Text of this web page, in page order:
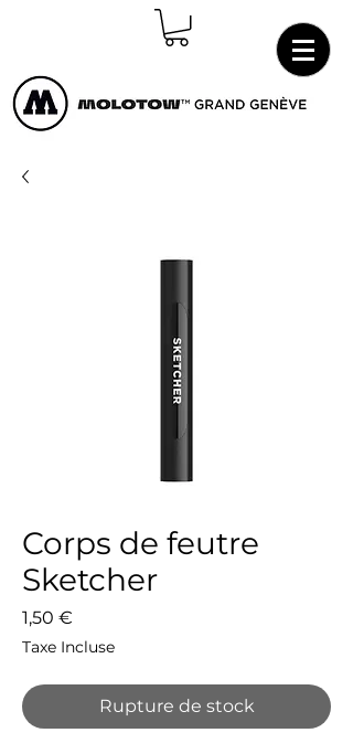
Corps de feutre
Sketcher
1,50 €
Taxe Incluse
Rupture de stock